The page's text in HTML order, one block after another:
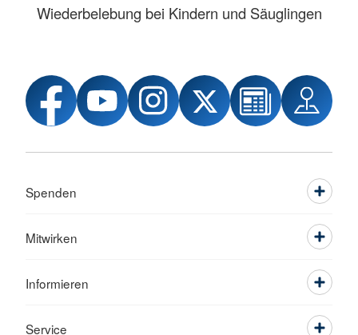
Wiederbelebung bei Kindern und Säuglingen
Spenden
Mitwirken
Informieren
Service